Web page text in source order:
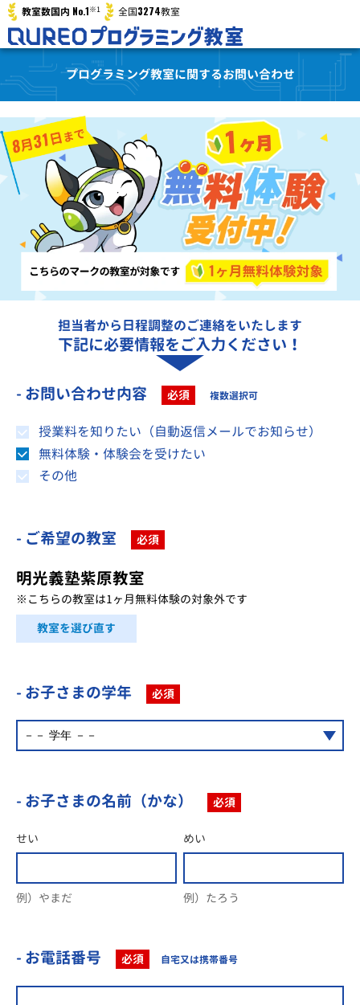
教室数国内 No.1※1 全国3274教室
プログラミング教室に関するお問い合わせ
担当者から日程調整のご連絡をいたします
下記に必要情報をご入力ください！
- お問い合わせ内容 必須 複数選択可
授業料を知りたい（自動返信メールでお知らせ）
無料体験・体験会を受けたい
その他
- ご希望の教室 必須
明光義塾紫原教室
※こちらの教室は1ヶ月無料体験の対象外です
教室を選び直す
- お子さまの学年 必須
- お子さまの名前（かな） 必須
せい
例）やまだ
めい
例）たろう
- お電話番号 必須 自宅又は携帯番号